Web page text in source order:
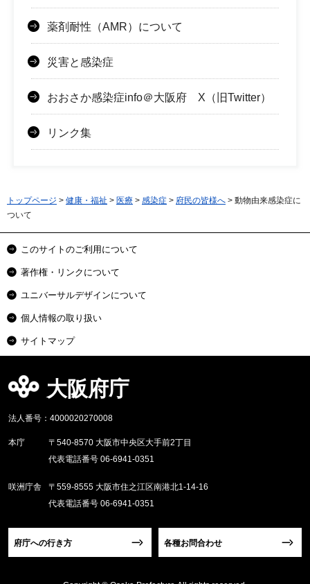
薬剤耐性（AMR）について
災害と感染症
おおさか感染症info＠大阪府 X（旧Twitter）
リンク集
トップページ > 健康・福祉 > 医療 > 感染症 > 府民の皆様へ > 動物由来感染症に
ついて
このサイトのご利用について
著作権・リンクについて
ユニバーサルデザインについて
個人情報の取り扱い
サイトマップ
大阪府庁
法人番号：4000020270008
本庁
〒540-8570 大阪市中央区大手前2丁目
代表電話番号 06-6941-0351
咲洲庁舎
〒559-8555 大阪市住之江区南港北1-14-16
代表電話番号 06-6941-0351
府庁への行き方 各種お問合わせ